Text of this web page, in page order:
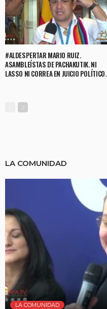
#ALDESPERTAR MARIO RUIZ.
ASAMBLEÍSTAS DE PACHAKUTIK. NI
LASSO NI CORREA EN JUICIO POLÍTICO.
LA COMUNIDAD
LA COMUNIDAD